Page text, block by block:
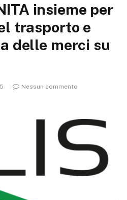
insieme per
trasporto e
delle merci su
Nessun commento